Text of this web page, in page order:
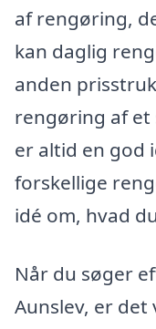
af rengøring,
kan daglig
anden
rengøring af et
er altid en god
forskellige
idé om, hvad
Når du søger
Aunslev, er